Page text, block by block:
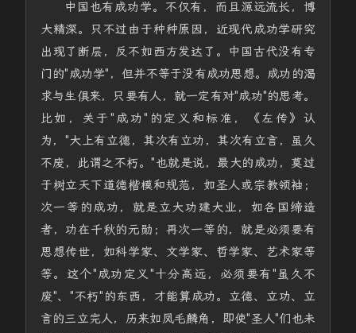
中国也有成功学。不仅有，而且源远流长，博
大精深。只不过由于种种原因，近现代成功学研究
出现了断层，反不如西方发达了。中国古代没有专
门的"成功学"，但并不等于没有成功思想。成功的渴
求与生俱来，只要有人，就一定有对"成功"的思考。
比如，关于"成功"的定义和标准，《左传》认
为，"大上有立德，其次有立功，其次有立言，虽久
不废，此谓之不朽。"也就是说，最大的成功，莫过
于树立天下道德楷模和规范，如圣人或宗教领袖；
次一等的成功，就是立大功建大业，如各国缔造
者，功在千秋的元勋；再次一等的，就是必须要有
思想传世，如科学家、文学家、哲学家、艺术家等
等。这个"成功定义"十分高远，必须要有"虽久不
废"、"不朽"的东西，才能算成功。立德、立功、立
言的三立完人，历来如凤毛麟角，即使"圣人"们也未